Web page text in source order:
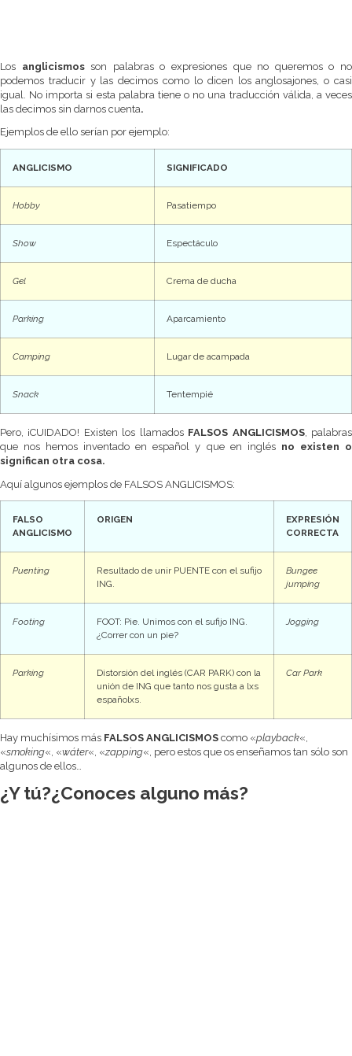
Los anglicismosson palabras o expresiones que no queremos o no
podemos traducir y las decimos como lo dicen los anglosajones, o casi
igual. No importa si esta palabra tiene o no una traducción válida, a veces
las decimos sin darnos cuenta.
Ejemplos de ello serían por ejemplo:
ANGLICISMO SIGNIFICADO
Hobby Pasatiempo
Show Espectáculo
Gel Crema de ducha
Parking Aparcamiento
Camping Lugar de acampada
Snack Tentempié
Pero, ¡CUIDADO! Existen los llamados FALSOS ANGLICISMOS, palabras
que nos hemos inventado en español y que en inglés no existen o
significan otra cosa.
Aquí algunos ejemplos de FALSOS ANGLICISMOS:
FALSO
ANGLICISMO
ORIGEN
EXPRESIÓN
CORRECTA
Puenting
Resultado de unir PUENTE con el sufijo
ING.
Bungee
jumping
Footing
FOOT: Pie. Unimos con el sufijo ING.
¿Correr con un pie?
Jogging
Parking
Distorsión del inglés (CAR PARK) con la
unión de ING que tanto nos gusta a lxs
españolxs.
Car Park
Hay muchísimos más FALSOS ANGLICISMOS como «playback«,
«smoking«, «wáter«, «zapping«, pero estos que os enseñamos tan sólo son
algunos de ellos…
¿Y tú?¿Conoces alguno más?